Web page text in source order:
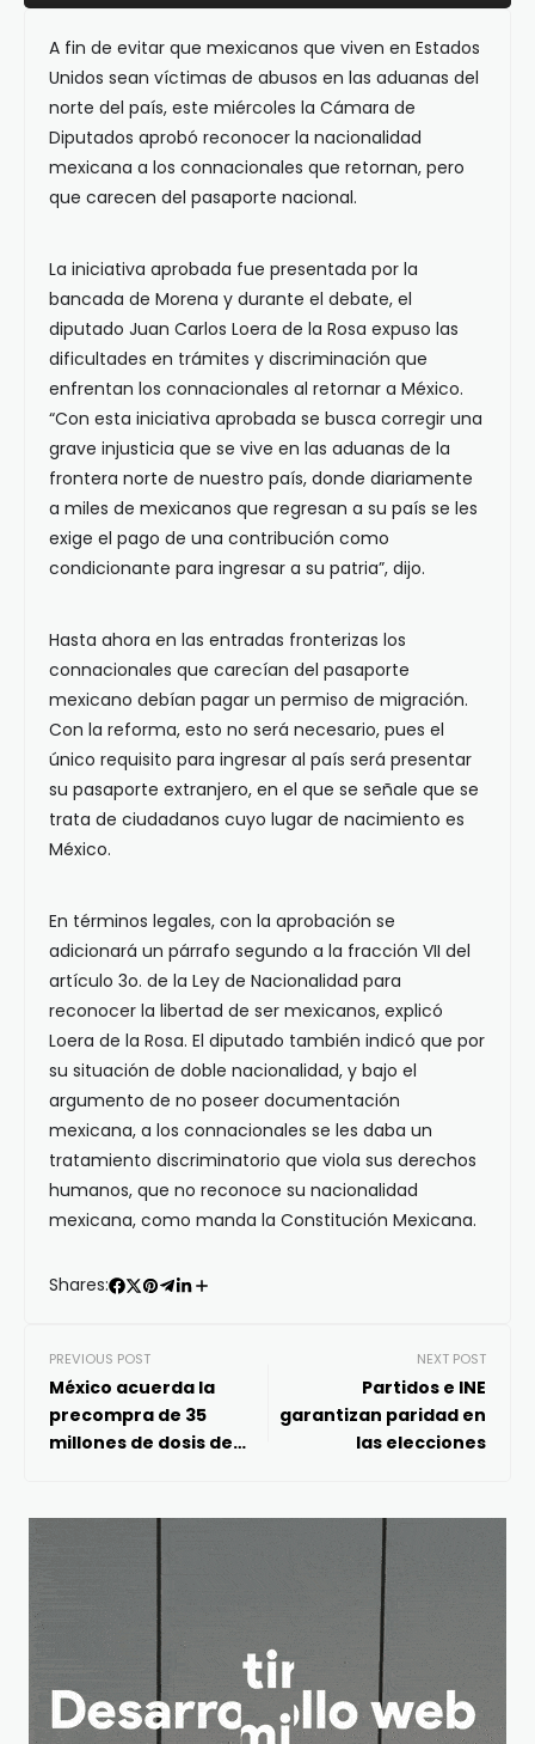
A fin de evitar que mexicanos que viven en Estados
Unidos sean víctimas de abusos en las aduanas del
norte del país, este miércoles la Cámara de
Diputados aprobó reconocer la nacionalidad
mexicana a los connacionales que retornan, pero
que carecen del pasaporte nacional.
La iniciativa aprobada fue presentada por la
bancada de Morena y durante el debate, el
diputado Juan Carlos Loera de la Rosa expuso las
dificultades en trámites y discriminación que
enfrentan los connacionales al retornar a México.
“Con esta iniciativa aprobada se busca corregir una
grave injusticia que se vive en las aduanas de la
frontera norte de nuestro país, donde diariamente
a miles de mexicanos que regresan a su país se les
exige el pago de una contribución como
condicionante para ingresar a su patria”, dijo.
Hasta ahora en las entradas fronterizas los
connacionales que carecían del pasaporte
mexicano debían pagar un permiso de migración.
Con la reforma, esto no será necesario, pues el
único requisito para ingresar al país será presentar
su pasaporte extranjero, en el que se señale que se
trata de ciudadanos cuyo lugar de nacimiento es
México.
En términos legales, con la aprobación se
adicionará un párrafo segundo a la fracción VII del
artículo 3o. de la Ley de Nacionalidad para
reconocer la libertad de ser mexicanos, explicó
Loera de la Rosa. El diputado también indicó que por
su situación de doble nacionalidad, y bajo el
argumento de no poseer documentación
mexicana, a los connacionales se les daba un
tratamiento discriminatorio que viola sus derechos
humanos, que no reconoce su nacionalidad
mexicana, como manda la Constitución Mexicana.
Shares:
PREVIOUS POST
México acuerda la
precompra de 35
millones de dosis de
NEXT POST
Partidos e INE
garantizan paridad en
las elecciones